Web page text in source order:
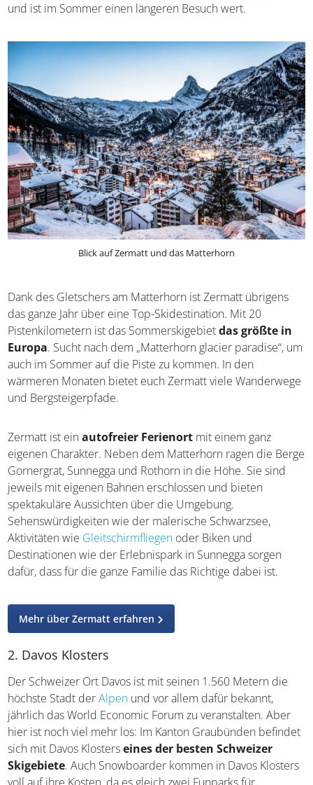
und ist im Sommer einen längeren Besuch wert.
Blick auf Zermatt und das Matterhorn
Dank des Gletschers am Matterhorn ist Zermatt übrigens
das ganze Jahr über eine Top-Skidestination. Mit 20
Pistenkilometern ist das Sommerskigebietdas größte in
Europa. Sucht nach dem „Matterhorn glacier paradise“, um
auch im Sommer auf die Piste zu kommen. In den
wärmeren Monaten bietet euch Zermatt viele Wanderwege
und Bergsteigerpfade.
Zermatt ist einautofreier Ferienort mit einem ganz
eigenen Charakter. Neben dem Matterhorn ragen die Berge
Gornergrat, Sunnegga und Rothorn in die Höhe. Sie sind
jeweils mit eigenen Bahnen erschlossen und bieten
spektakuläre Aussichten über die Umgebung.
Sehenswürdigkeiten wie der malerische Schwarzsee,
Aktivitäten wie Gleitschirmfliegen oder Biken und
Destinationen wie der Erlebnispark in Sunnegga sorgen
dafür, dass für die ganze Familie das Richtige dabei ist.
Mehr über Zermatt erfahren
2. Davos Klosters
Der Schweizer Ort Davos ist mit seinen 1.560 Metern die
höchste Stadt derAlpen und vor allem dafür bekannt,
jährlich das World Economic Forum zu veranstalten. Aber
hier ist noch viel mehr los: Im Kanton Graubünden befindet
sich mit Davos Klosterseines der besten Schweizer
Skigebiete. Auch Snowboarder kommen in Davos Klosters